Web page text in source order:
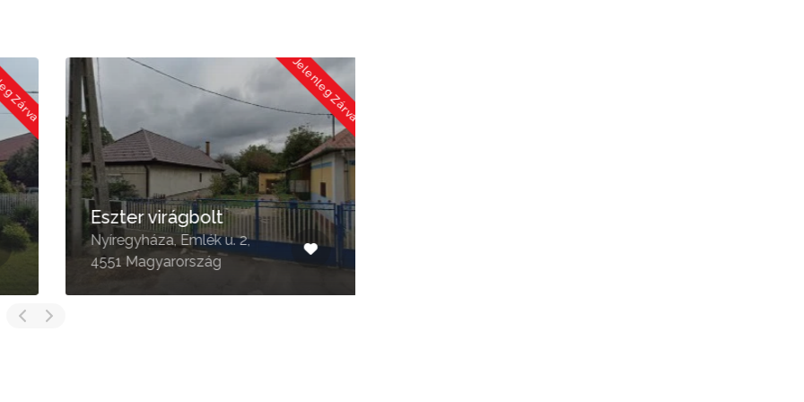
Jelenleg Zárva
Eszter virágbolt
Nyíregyháza, Emlék u. 2,
4551 Magyarország